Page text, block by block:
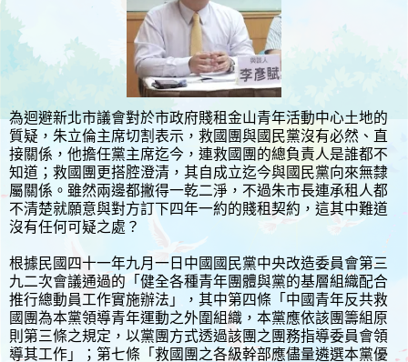
為迴避新北市議會對於市政府賤租金山青年活動中心土地的
質疑，朱立倫主席切割表示，救國團與國民黨沒有必然、直
接關係，他擔任黨主席迄今，連救國團的總負責人是誰都不
知道；救國團更搭腔澄清，其自成立迄今與國民黨向來無隸
屬關係。雖然兩邊都撇得一乾二淨，不過朱市長連承租人都
不清楚就願意與對方訂下四年一約的賤租契約，這其中難道
沒有任何可疑之處？
根據民國四十一年九月一日中國國民黨中央改造委員會第三
九二次會議通過的「健全各種青年團體與黨的基層組織配合
推行總動員工作實施辦法」，其中第四條「中國青年反共救
國團為本黨領導青年運動之外圍組織，本黨應依該團籌組原
則第三條之規定，以黨團方式透過該團之團務指導委員會領
導其工作」；第七條「救國團之各級幹部應儘量遴選本黨優